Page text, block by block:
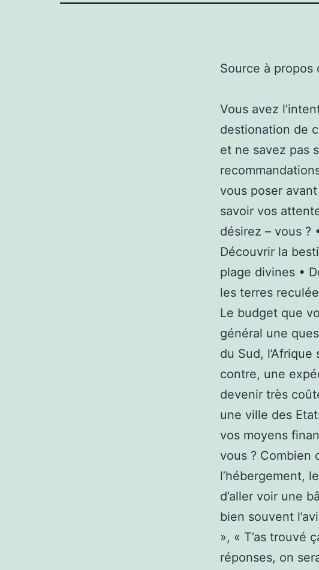
Source à propos
Vous avez
destionation de
et ne savez pas
vous poser
savoir vos
désirez – vous ?
Découvrir la
plage divines •
les terres
Le budget que
général une
du Sud,
contre, une
devenir très
une ville des
vos moyens
vous ? Combien
l’hébergement,
d’aller voir une
bien souvent
», « T’as trouvé
réponses, on